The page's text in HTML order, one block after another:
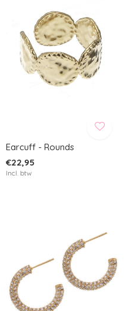
Earcuff - Rounds
€22,95
Incl. btw